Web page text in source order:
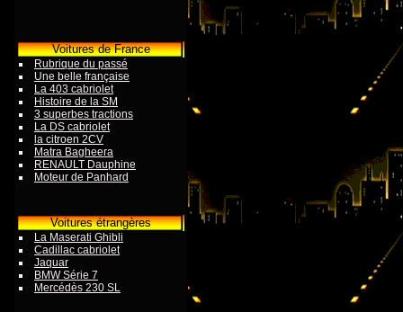
Voitures de France
Rubrique du passé
Une belle française
La 403 cabriolet
Histoire de la SM
3 superbes tractions
La DS cabriolet
la citroen 2CV
Matra Bagheera
RENAULT Dauphine
Moteur de Panhard
Voitures étrangères
La Maserati Ghibli
Cadillac cabriolet
Jaquar
BMW Série 7
Mercédès 230 SL